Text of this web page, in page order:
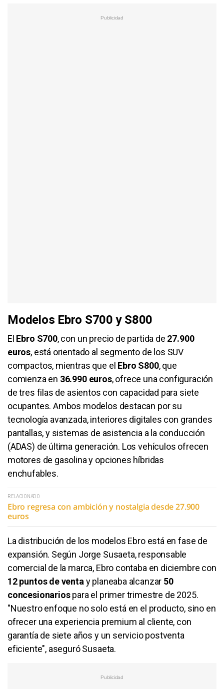
Modelos Ebro S700 y S800
El Ebro S700, con un precio de partida de 27.900
euros, está orientado al segmento de los SUV
compactos, mientras que el Ebro S800, que
comienza en 36.990 euros, ofrece una configuración
de tres filas de asientos con capacidad para siete
ocupantes. Ambos modelos destacan por su
tecnología avanzada, interiores digitales con grandes
pantallas, y sistemas de asistencia a la conducción
(ADAS) de última generación. Los vehículos ofrecen
motores de gasolina y opciones híbridas
enchufables.
RELACIONADO
Ebro regresa con ambición y nostalgia desde 27.900
euros
La distribución de los modelos Ebro está en fase de
expansión. Según Jorge Susaeta, responsable
comercial de la marca, Ebro contaba en diciembre con
12 puntos de venta y planeaba alcanzar 50
concesionariospara el primer trimestre de 2025.
"Nuestro enfoque no solo está en el producto, sino en
ofrecer una experiencia premium al cliente, con
garantía de siete años y un servicio postventa
eficiente", aseguró Susaeta.